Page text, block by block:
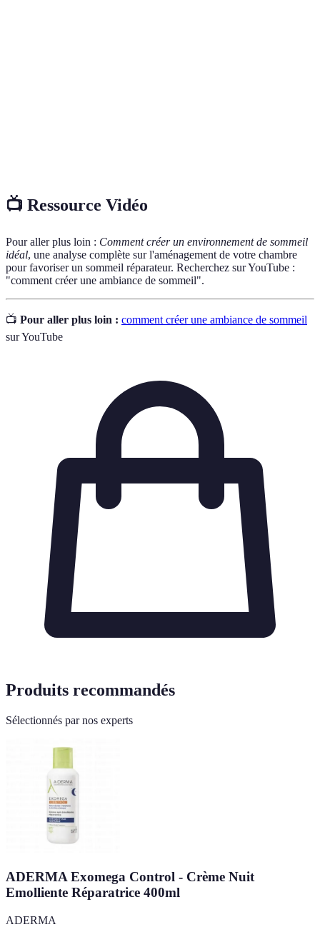
📺 Ressource Vidéo
Pour aller plus loin : Comment créer un environnement de sommeil
idéal, une analyse complète sur l'aménagement de votre chambre
pour favoriser un sommeil réparateur. Recherchez sur YouTube :
"comment créer une ambiance de sommeil".
📺 Pour aller plus loin : comment créer une ambiance de sommeil
sur YouTube
Produits recommandés
Sélectionnés par nos experts
ADERMA Exomega Control - Crème Nuit
Emolliente Réparatrice 400ml
ADERMA